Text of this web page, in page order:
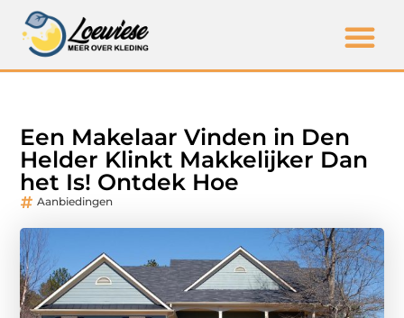
Een Makelaar Vinden in Den
Helder Klinkt Makkelijker Dan
het Is! Ontdek Hoe
Aanbiedingen